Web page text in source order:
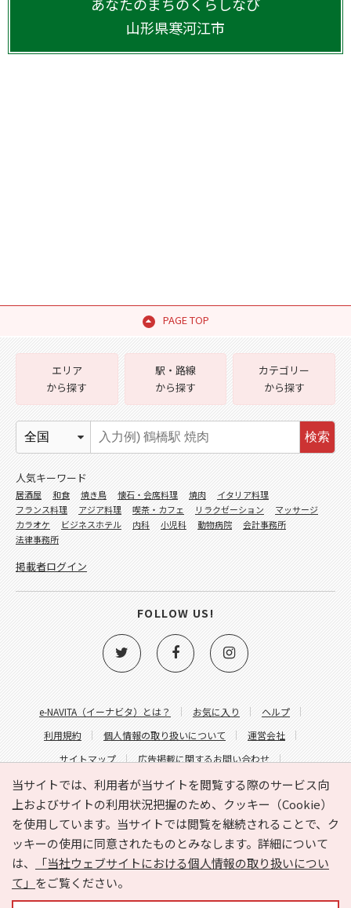
山形県寒河江市
PAGE TOP
当サイトでは、利用者が当サイトを閲覧する際のサービス向
上およびサイトの利用状況把握のため、クッキー（Cookie）
を使用しています。当サイトでは閲覧を継続されることで、ク
ッキーの使用に同意されたものとみなします。詳細について
は、
「当社ウェブサイトにおける個人情報の取り扱いについ
て」 をご覧ください。
e-NAVITA（イーナビタ）とは？ お気に入り
ヘルプ
利用規約
個人情報の取り扱いについて
運営会社
サイトマップ
広告掲載に関するお問い合わせ
サイトの内容に関するお問い合わせ
エリア
から探す
駅・路線
から探す
カテゴリー
から探す
検索
人気キーワード
居酒屋 和食 焼き鳥 懐石・会席料理 焼肉
イタリア料理
フランス料理
アジア料理 喫茶・カフェ リラクゼーション
マッサージ
カラオケ
ビジネスホテル 内科 小児科 動物病院
会計事務所
法律事務所
掲載者ログイン
FOLLOW US!
Copyright © HYOJITO.Co.,Ltd. All Rights Reserved.